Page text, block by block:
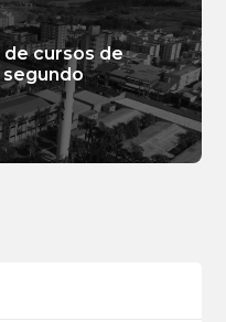
de cursos de
segundo